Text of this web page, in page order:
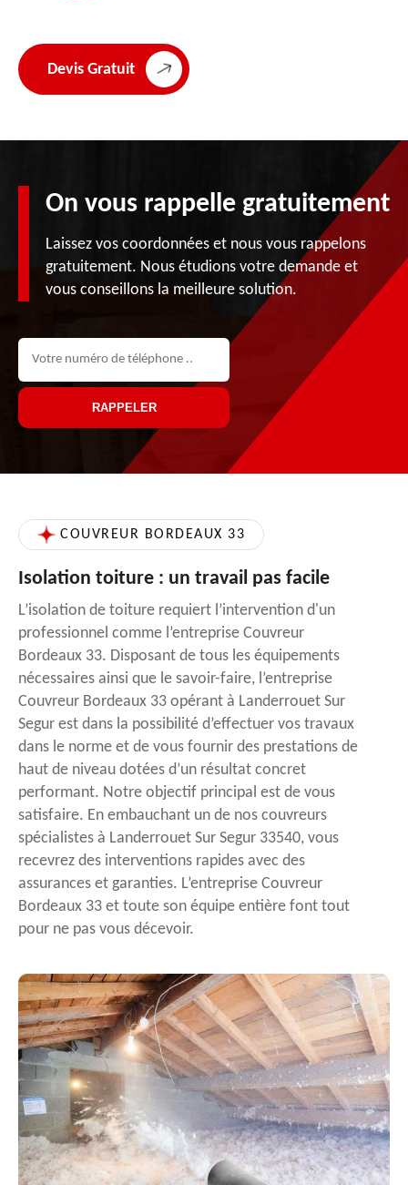
Devis Gratuit
On vous rappelle gratuitement
Laissez vos coordonnées et nous vous rappelons
gratuitement. Nous étudions votre demande et
vous conseillons la meilleure solution.
COUVREUR BORDEAUX 33
Isolation toiture : un travail pas facile
L’isolation de toiture requiert l’intervention d'un
professionnel comme l’entreprise Couvreur
Bordeaux 33. Disposant de tous les équipements
nécessaires ainsi que le savoir-faire, l’entreprise
Couvreur Bordeaux 33 opérant à Landerrouet Sur
Segur est dans la possibilité d’effectuer vos travaux
dans le norme et de vous fournir des prestations de
haut de niveau dotées d’un résultat concret
performant. Notre objectif principal est de vous
satisfaire. En embauchant un de nos couvreurs
spécialistes à Landerrouet Sur Segur 33540, vous
recevrez des interventions rapides avec des
assurances et garanties. L’entreprise Couvreur
Bordeaux 33 et toute son équipe entière font tout
pour ne pas vous décevoir.